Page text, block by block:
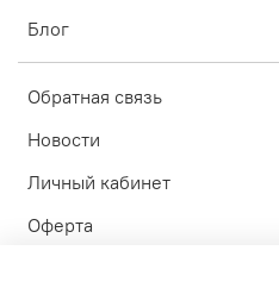
Блог
Обратная связь
Новости
Личный кабинет
Оферта